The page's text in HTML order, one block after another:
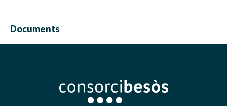
Documents